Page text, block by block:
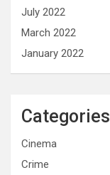
July 2022
March 2022
January 2022
Categories
Cinema
Crime